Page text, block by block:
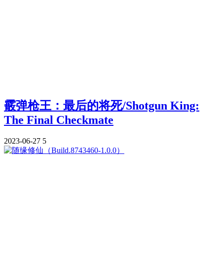
霰弹枪王：最后的将死/Shotgun King:
The Final Checkmate
2023-06-27 5